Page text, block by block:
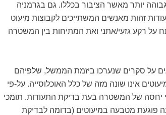
יותר מאשר הציבור בכללו. גם בגרמניה
זהות מאנשים המשתייכים לקבוצות מיעוט
על רקע גזעי/אתני ואת המתיחות בין המשטרה
על סקרים שנערכו ביזמת הממשל, שלפיהם
אינו שונה מזה של כלל האוכלוסייה. על-פי
יחסה של המשטרה בעת בדיקת התעודות. תומכי
פוגעת מטבעה במיעוטים (בדומה לבדיקת